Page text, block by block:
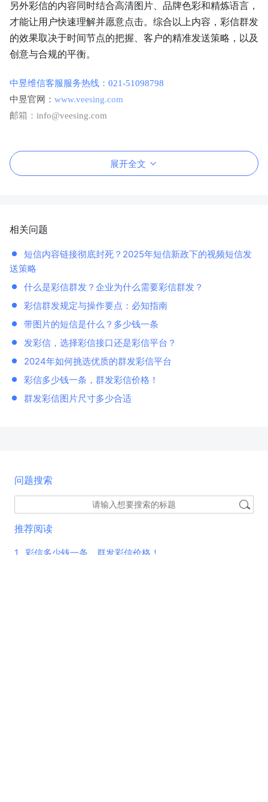
另外彩信的内容同时结合高清图片、品牌色彩和精炼语言，
才能让用户快速理解并愿意点击。综合以上内容，彩信群发
的效果取决于时间节点的把握、客户的精准发送策略，以及
创意与合规的平衡。
中昱维信客服服务热线：021-51098798
中昱官网： www.veesing.com
邮箱：info@veesing.com
展开全文
相关问题
短信内容链接彻底封死？2025年短信新政下的视频短信发
送策略
什么是彩信群发？企业为什么需要彩信群发？
彩信群发规定与操作要点：必知指南
带图片的短信是什么？多少钱一条
发彩信，选择彩信接口还是彩信平台？
2024年如何挑选优质的群发彩信平台
彩信多少钱一条，群发彩信价格！
群发彩信图片尺寸多少合适
问题搜索
推荐阅读
1.
彩信多少钱一条，群发彩信价格！